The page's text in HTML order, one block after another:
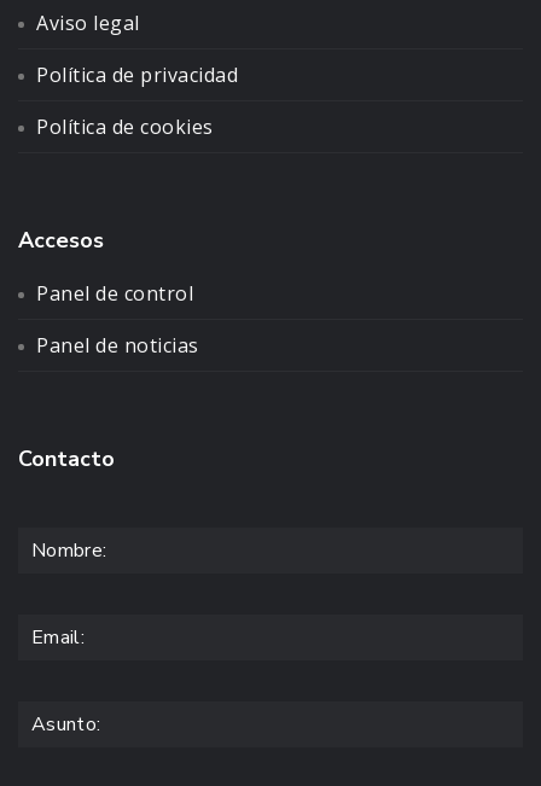
Aviso legal
Política de privacidad
Política de cookies
Accesos
Panel de control
Panel de noticias
Contacto